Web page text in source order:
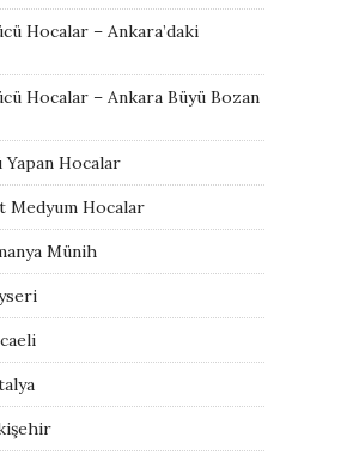
Hocalar – Ankara’daki
Hocalar – Ankara Büyü Bozan
Yapan Hocalar
Medyum Hocalar
Münih